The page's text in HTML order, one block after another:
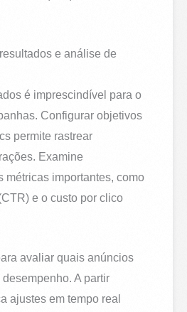
e análise de
é imprescindível para o
Configurar objetivos
permite rastrear
Examine
métricas importantes, como
e o custo por clico
avaliar quais anúncios
A partir
ajustes em tempo real